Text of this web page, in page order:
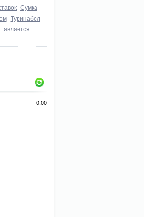
Сумка
Туринабол
является
0.00